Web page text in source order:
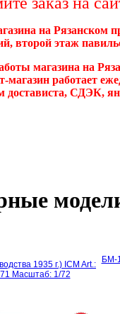
на Рязанском
второй этаж
магазина на
магазин работает
достависта, СДЭК,
1935 г.) ICM Art.:
Масштаб: 1/72
БМ-